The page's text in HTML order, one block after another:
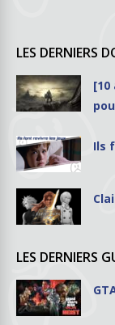
LES DERNIERS
[10
Ils
LES DERNIERS